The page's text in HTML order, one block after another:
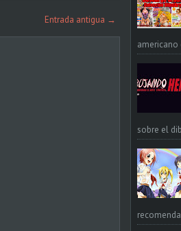
Entrada antigua →
americano
sobre el